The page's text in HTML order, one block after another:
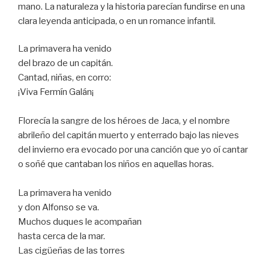
mano. La naturaleza y la historia parecían fundirse en una
clara leyenda anticipada, o en un romance infantil.
La primavera ha venido
del brazo de un capitán.
Cantad, niñas, en corro:
¡Viva Fermín Galán¡
Florecía la sangre de los héroes de Jaca, y el nombre
abrileño del capitán muerto y enterrado bajo las nieves
del invierno era evocado por una canción que yo oí cantar
o soñé que cantaban los niños en aquellas horas.
La primavera ha venido
y don Alfonso se va.
Muchos duques le acompañan
hasta cerca de la mar.
Las cigüeñas de las torres